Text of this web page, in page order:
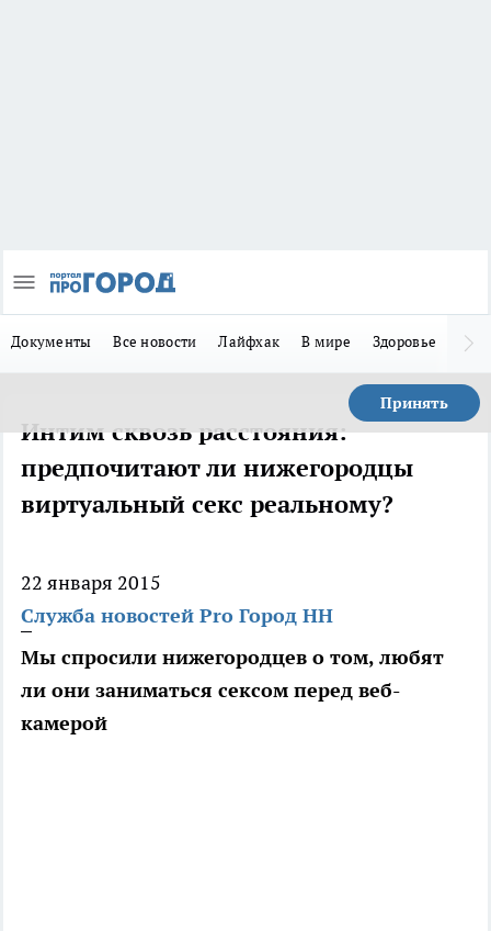
Документы Все новости Лайфхак В мире Здоровье
Принять
Интим сквозь расстояния:
предпочитают ли нижегородцы
виртуальный секс реальному?
22 января 2015
Служба новостей Pro Город НН
Мы спросили нижегородцев о том, любят
ли они заниматься сексом перед веб-
камерой